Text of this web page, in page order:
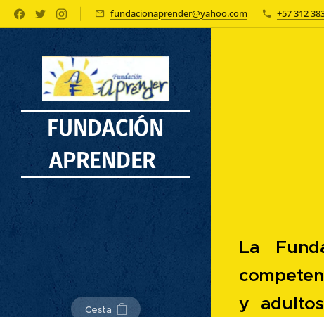
fundacionaprender@yahoo.com +57 312
FUNDACIÓN
APRENDER
Cesta
La
y